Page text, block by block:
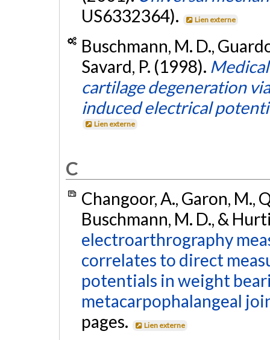
US6332364).
Lien externe
Buschmann, M. D.,
Savard, P. (1998).
cartilage degeneration
induced electrical
Lien externe
C
Changoor, A., Garon, M.,
Buschmann, M. D., &
electroarthrography
correlates to direct
potentials in weight
metacarpophalangeal
pages.
Lien externe